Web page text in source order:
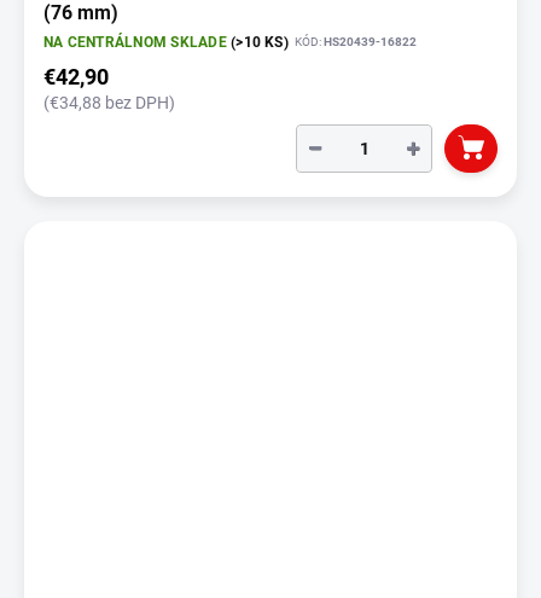
(76 mm)
NA CENTRÁLNOM SKLADE(>10 KS) KÓD:HS20439-16822
€42,90
(€34,88 bez DPH)
+
−